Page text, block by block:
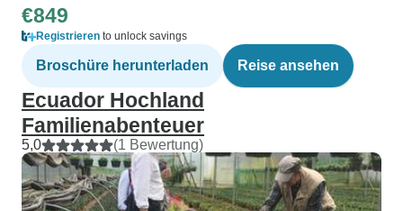
€849
Registrieren to unlock savings
Broschüre herunterladen Reise ansehen
Ecuador Hochland
Familienabenteuer
5,0 (1 Bewertung)